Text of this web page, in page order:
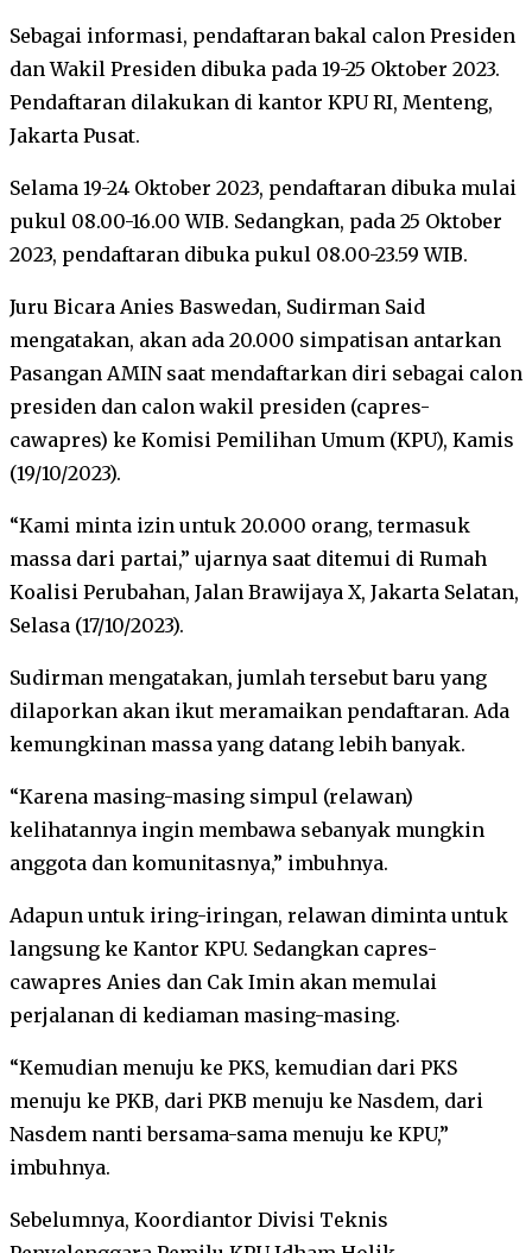
Sebagai informasi, pendaftaran bakal calon Presiden
dan Wakil Presiden dibuka pada 19-25 Oktober 2023.
Pendaftaran dilakukan di kantor KPU RI, Menteng,
Jakarta Pusat.
Selama 19-24 Oktober 2023, pendaftaran dibuka mulai
pukul 08.00-16.00 WIB. Sedangkan, pada 25 Oktober
2023, pendaftaran dibuka pukul 08.00-23.59 WIB.
Juru Bicara Anies Baswedan, Sudirman Said
mengatakan, akan ada 20.000 simpatisan antarkan
Pasangan AMIN saat mendaftarkan diri sebagai calon
presiden dan calon wakil presiden (capres-
cawapres) ke Komisi Pemilihan Umum (KPU), Kamis
(19/10/2023).
“Kami minta izin untuk 20.000 orang, termasuk
massa dari partai,” ujarnya saat ditemui di Rumah
Koalisi Perubahan, Jalan Brawijaya X, Jakarta Selatan,
Selasa (17/10/2023).
Sudirman mengatakan, jumlah tersebut baru yang
dilaporkan akan ikut meramaikan pendaftaran. Ada
kemungkinan massa yang datang lebih banyak.
“Karena masing-masing simpul (relawan)
kelihatannya ingin membawa sebanyak mungkin
anggota dan komunitasnya,” imbuhnya.
Adapun untuk iring-iringan, relawan diminta untuk
langsung ke Kantor KPU. Sedangkan capres-
cawapres Anies dan Cak Imin akan memulai
perjalanan di kediaman masing-masing.
“Kemudian menuju ke PKS, kemudian dari PKS
menuju ke PKB, dari PKB menuju ke Nasdem, dari
Nasdem nanti bersama-sama menuju ke KPU,”
imbuhnya.
Sebelumnya, Koordiantor Divisi Teknis